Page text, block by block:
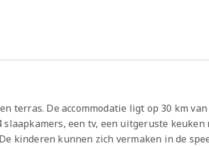
terras. De accommodatie ligt op 30 km van
een tv, een uitgeruste keuken
kinderen kunnen zich vermaken in de